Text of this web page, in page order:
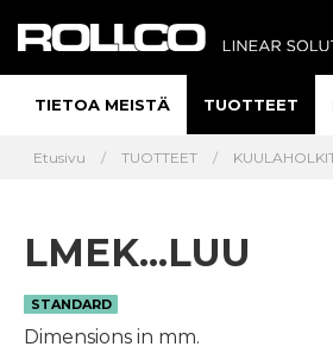
TIETOA MEISTÄ TUOTTEET
Etusivu TUOTTEET
LMEK...LUU
STANDARD
Dimensions in mm.